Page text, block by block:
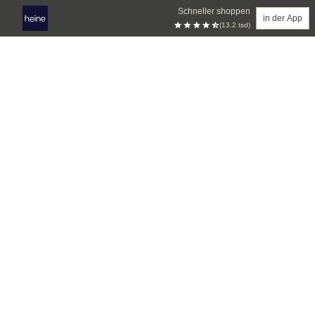
Schneller shoppen
(13.2 tsd)
in der App